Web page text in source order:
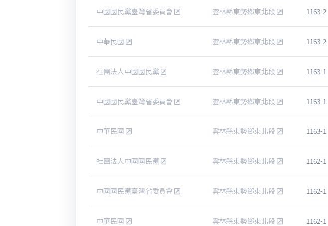
中國國民黨臺灣省委員會 雲林縣東勢鄉東北段 1163-2
中華民國 雲林縣東勢鄉東北段 1163-2
社團法人中國國民黨 雲林縣東勢鄉東北段 1163-1
中國國民黨臺灣省委員會 雲林縣東勢鄉東北段 1163-1
中華民國 雲林縣東勢鄉東北段 1163-1
社團法人中國國民黨 雲林縣東勢鄉東北段 1162-1
中國國民黨臺灣省委員會 雲林縣東勢鄉東北段 1162-1
中華民國 雲林縣東勢鄉東北段 1162-1